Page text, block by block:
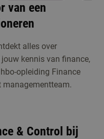
& Control
een online
activiteiten om
van een
alles over
kennis van finance,
opleiding Finance
managementteam.
& Control bij